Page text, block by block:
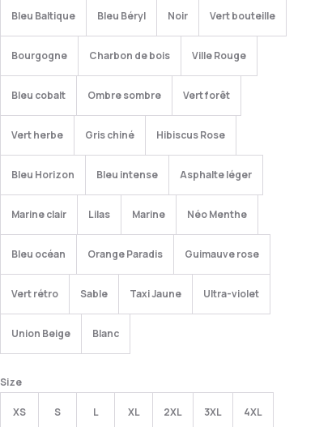
Bleu Baltique Bleu Béryl Noir Vert bouteille
Bourgogne Charbon de bois Ville Rouge
Bleu cobalt Ombre sombre Vert forêt
Vert herbe Gris chiné Hibiscus Rose
Bleu Horizon Bleu intense Asphalte léger
Marine clair Lilas Marine Néo Menthe
Bleu océan Orange Paradis Guimauve rose
Vert rétro Sable Taxi Jaune Ultra-violet
Union Beige Blanc
Size
XS S L XL 2XL 3XL 4XL